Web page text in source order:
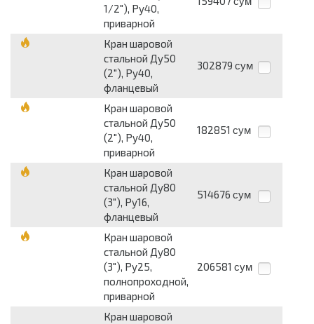
1/2"), Ру40,
приварной
Кран шаровой
стальной Ду50
(2"), Ру40,
фланцевый
302879 сум
Кран шаровой
стальной Ду50
(2"), Ру40,
приварной
182851 сум
Кран шаровой
стальной Ду80
(3"), Ру16,
фланцевый
514676 сум
Кран шаровой
стальной Ду80
(3"), Ру25,
полнопроходной,
приварной
206581 сум
Кран шаровой